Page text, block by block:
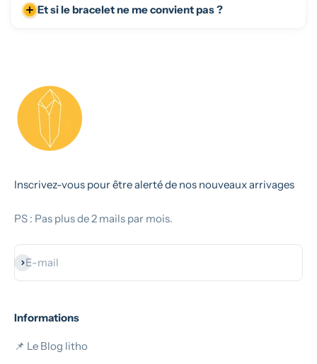
Et si le bracelet ne me convient pas ?
Inscrivez-vous pour être alerté de nos nouveaux arrivages
PS : Pas plus de 2 mails par mois.
E-mail
S'inscrire
Informations
📌 Le Blog litho